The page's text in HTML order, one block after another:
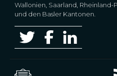
Wallonien, Saarland,
und den Basler Kantonen.